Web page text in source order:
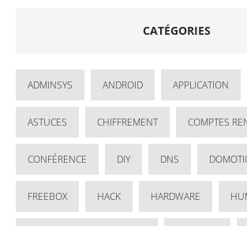
CATÉGORIES
ADMINSYS ANDROID APPLICATION
ASTUCES CHIFFREMENT COMPTES
CONFÉRENCE DIY DNS
FREEBOX HACK HARDWARE